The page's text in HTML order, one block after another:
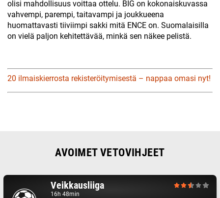
olisi mahdollisuus voittaa ottelu. BIG on kokonaiskuvassa
vahvempi, parempi, taitavampi ja joukkueena
huomattavasti tiiviimpi sakki mitä ENCE on. Suomalaisilla
on vielä paljon kehitettävää, minkä sen näkee pelistä.
20 ilmaiskierrosta rekisteröitymisestä – nappaa omasi nyt!
AVOIMET VETOVIHJEET
Veikkausliiga
16h 48min